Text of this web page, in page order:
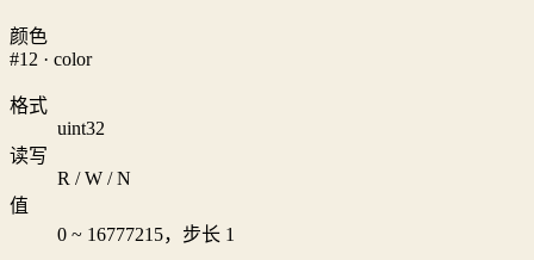
颜色
#12 · color
格式
uint32
读写
R / W / N
值
0 ~ 16777215，步长 1